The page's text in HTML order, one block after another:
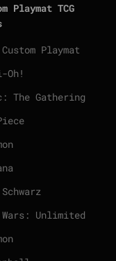
Playmat TCG
Custom Playmat
Oh!
The Gathering
Unlimited